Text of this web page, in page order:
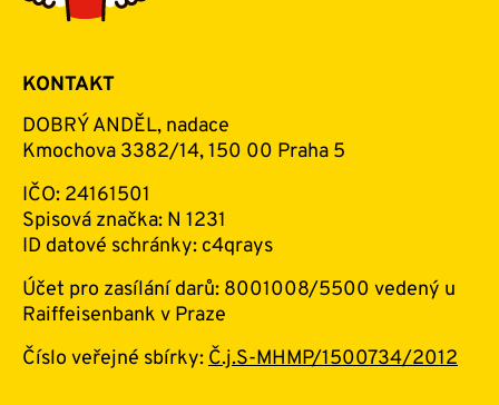
KONTAKT
DOBRÝ ANDĚL, nadace
Kmochova 3382/14, 150 00 Praha 5
IČO: 24161501
Spisová značka: N 1231
ID datové schránky: c4qrays
Účet pro zasílání darů: 8001008/5500 vedený u
Raiffeisenbank v Praze
Číslo veřejné sbírky:Č.j.S-MHMP/1500734/2012